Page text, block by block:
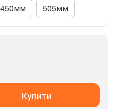
450мм 505мм
Купити